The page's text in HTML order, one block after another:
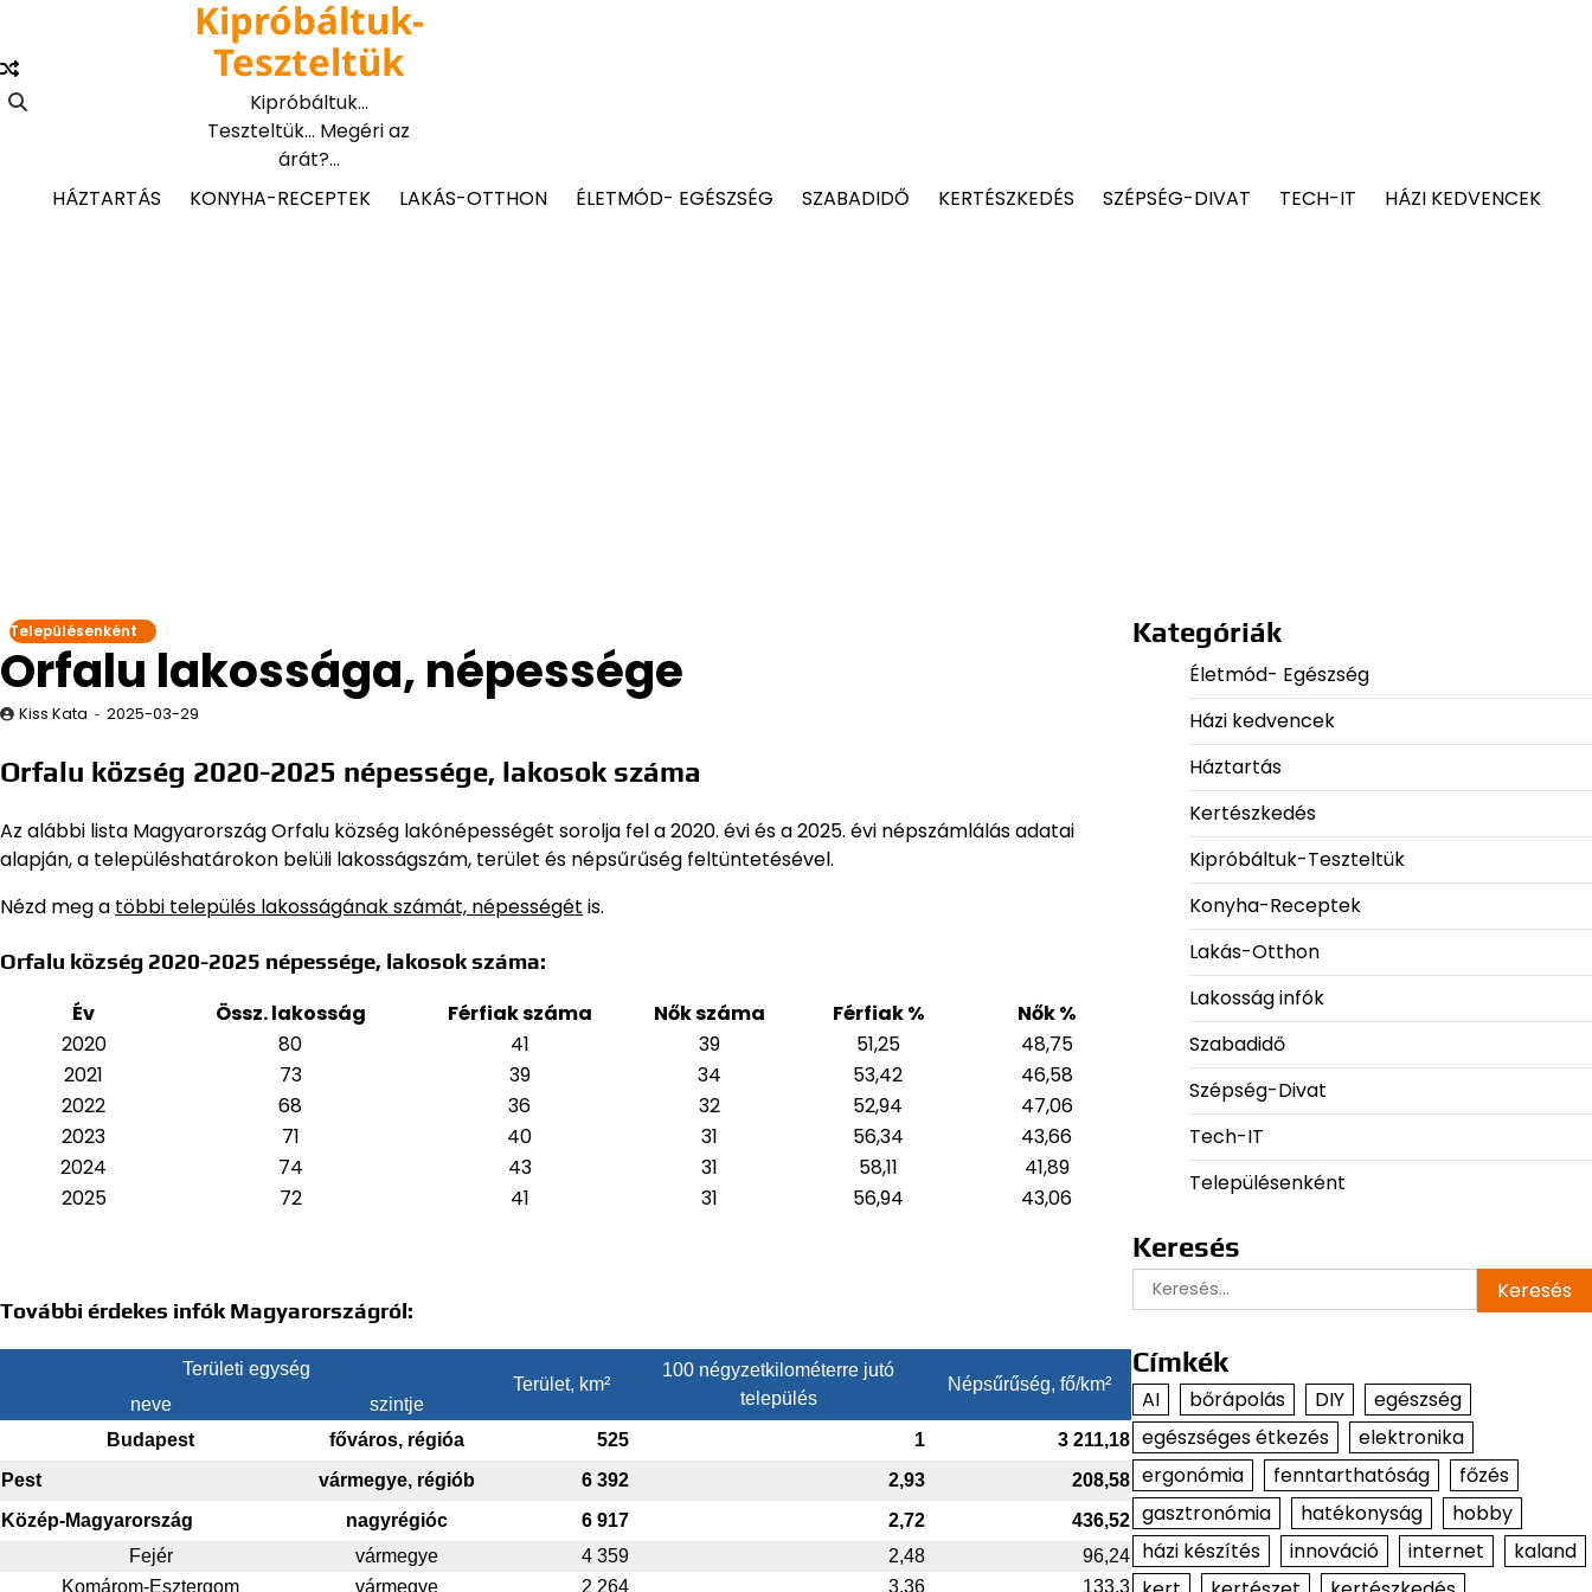
content
Kipróbáltuk-
Teszteltük
Kipróbáltuk…
Teszteltük… Megéri az
árát?…
HÁZTARTÁS
KONYHA-RECEPTEK LAKÁS-OTTHON ÉLETMÓD- EGÉSZSÉG SZABADIDŐ KERTÉSZKEDÉS SZÉPSÉG-DIVAT TECH-IT HÁZI KEDVENCEK
Településenként
Orfalu lakossága, népessége
Kiss Kata 2025-03-29
Orfalu község 2020-2025 népessége, lakosok száma
Az alábbi lista Magyarország Orfalu község lakónépességét sorolja fel a 2020. évi és a 2025. évi népszámlálás adatai
alapján,a településhatárokon belüli lakosságszám, terület és népsűrűség feltüntetésével.
Nézd meg a többi település lakosságának számát, népességét is.
Orfalu község 2020-2025 népessége, lakosok száma:
Év Össz. lakosság Férfiak száma Nők száma Férfiak %
Nők %
2020
80 41 39 51,25
48,75
2021
73 39 34 53,42
46,58
2022
68 36 32 52,94
47,06
2023
71 40 31 56,34
43,66
2024
74 43 31 58,11
41,89
2025
72 41 31 56,94 43,06
További érdekes infók Magyarországról:
Területi egység
Terület, km²
100 négyzetkilométerre jutó
település
Népsűrűség, fő/km²
neve
szintje
Budapest
főváros, régióa 525 1
3 211,18
Pest
vármegye, régiób 6 392 2,93
208,58
Közép-Magyarország
nagyrégióc 6 917 2,72
436,52
Fejér
vármegye 4 359 2,48
96,24
Komárom-Esztergom
vármegye 2 264 3,36 133,3
Kategóriák
Életmód- Egészség
Házi kedvencek
Háztartás
Kertészkedés
Kipróbáltuk-Teszteltük
Konyha-Receptek
Lakás-Otthon
Lakosság infók
Szabadidő
Szépség-Divat
Tech-IT
Településenként
Keresés
Keresés:
Címkék
AI bőrápolás DIY
egészség
egészséges étkezés
elektronika
ergonómia
fenntarthatóság
főzés
gasztronómia
hatékonyság
hobby
házi készítés
innováció internet
kaland